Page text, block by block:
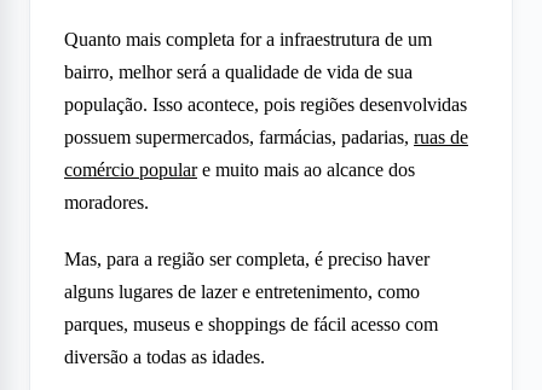
Quanto mais completa for a infraestrutura de um
bairro, melhor será a qualidade de vida de sua
população. Isso acontece, pois regiões desenvolvidas
possuem supermercados, farmácias, padarias, ruas de
comércio populare muito mais ao alcance dos
moradores.
Mas, para a região ser completa, é preciso haver
alguns lugares de lazer e entretenimento, como
parques, museus e shoppings de fácil acesso com
diversão a todas as idades.